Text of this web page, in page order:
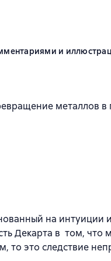
и
основе 4 оценок
металлов
основе 13 оценок
на интуиции
Декарта в том,
то это следствие